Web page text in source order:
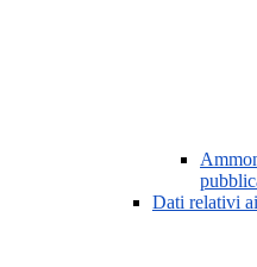
Dati relativi